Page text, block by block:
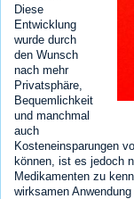
Diese
Entwicklung
wurde durch
den Wunsch
nach mehr
Privatsphäre,
Bequemlichkeit
und manchmal
auch
Kosteneinsparungen
können, ist es jedoch
Medikamenten zu
wirksamen